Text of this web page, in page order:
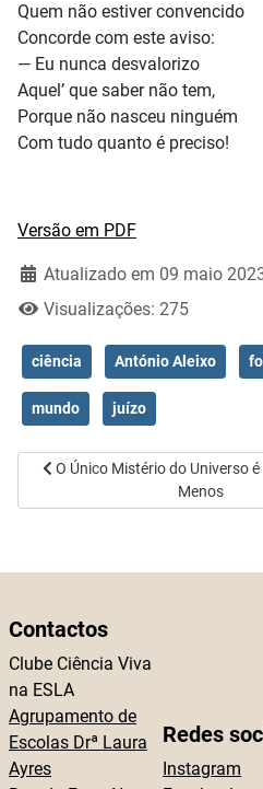
Quem não estiver convencido
Concorde com este aviso:
— Eu nunca desvalorizo
Aquel’ que saber não tem,
Porque não nasceu ninguém
Com tudo quanto é preciso!
Versão em PDF
Atualizado em 09 maio
Visualizações: 275
ciência António Aleixo
mundo juízo
Artigo anterior: O Único Mistério
O Único Mistério do Universo
Menos
Contactos
Clube Ciência Viva
na ESLA
Agrupamento de
Escolas Drª Laura
Ayres
Redes
Instagram